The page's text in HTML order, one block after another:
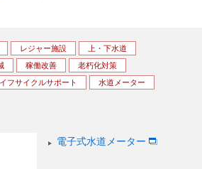
レジャー施設
上・下水道
稼働改善
老朽化対策
フサイクルサポート 水道メーター
電子式水道メーター